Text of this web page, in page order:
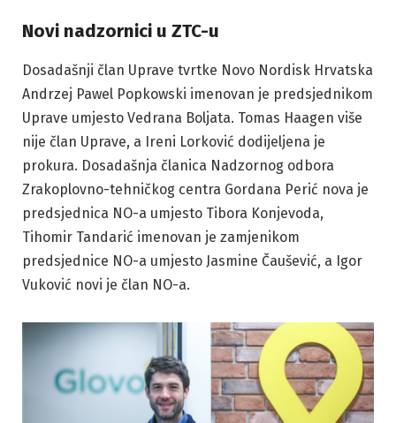
Novi nadzornici u ZTC-u
Dosadašnji član Uprave tvrtke Novo Nordisk Hrvatska
Andrzej Pawel Popkowski imenovan je predsjednikom
Uprave umjesto Vedrana Boljata. Tomas Haagen više
nije član Uprave, a Ireni Lorković dodijeljena je
prokura. Dosadašnja članica Nadzornog odbora
Zrakoplovno-tehničkog centra Gordana Perić nova je
predsjednica NO-a umjesto Tibora Konjevoda,
Tihomir Tandarić imenovan je zamjenikom
predsjednice NO-a umjesto Jasmine Čaušević, a Igor
Vuković novi je član NO-a.